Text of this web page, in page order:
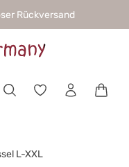
Rückversand
L-XXL